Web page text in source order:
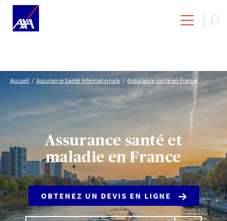
Accueil Assurance Santé Internationale Assurance santé en France
Assurance santé et
maladie en France
OBTENEZ UN DEVIS EN LIGNE